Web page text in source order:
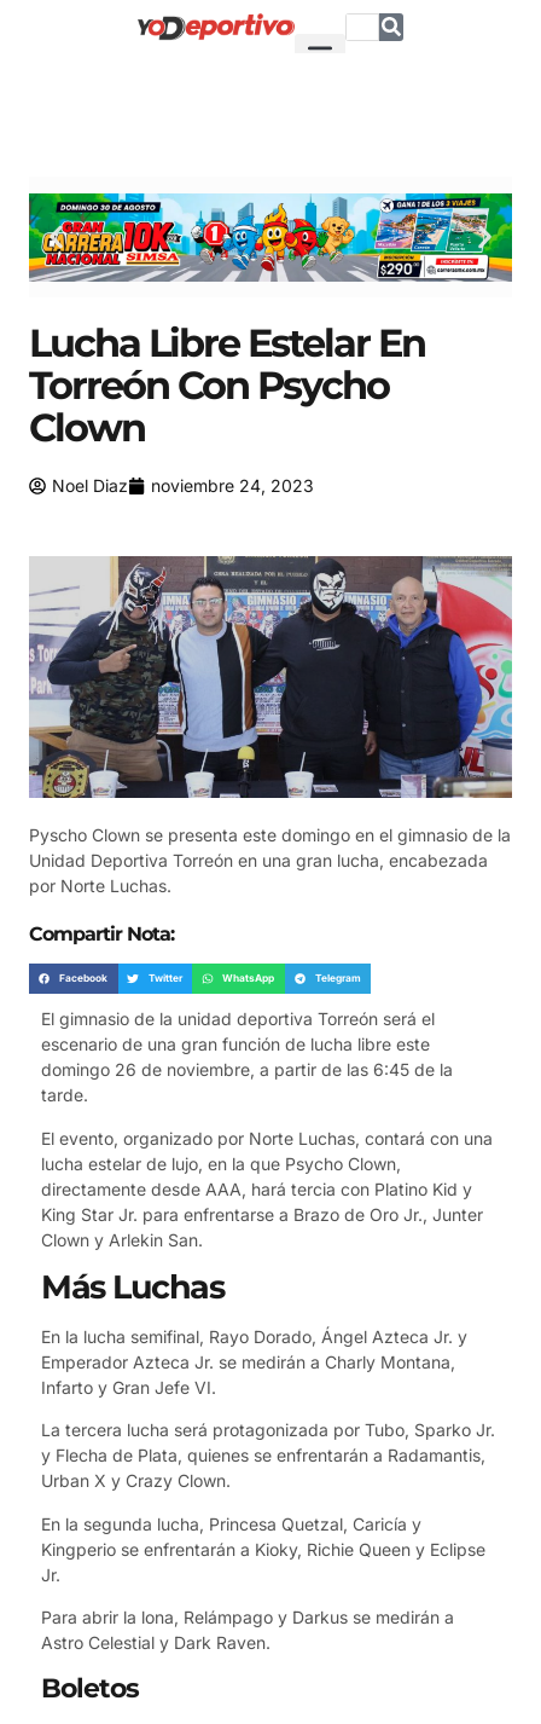
Lucha Libre Estelar En
Torreón Con Psycho
Clown
Noel Diaz noviembre 24, 2023
Pyscho Clown se presenta este domingo en el gimnasio de la
Unidad Deportiva Torreón en una gran lucha, encabezada
por Norte Luchas.
Compartir Nota:
Facebook Twitter WhatsApp Telegram
El gimnasio de la unidad deportiva Torreón será el
escenario de una gran función de lucha libre este
domingo 26 de noviembre, a partir de las 6:45 de la
tarde.
El evento, organizado por Norte Luchas, contará con una
lucha estelar de lujo, en la que Psycho Clown,
directamente desde AAA, hará tercia con Platino Kid y
King Star Jr. para enfrentarse a Brazo de Oro Jr., Junter
Clown y Arlekin San.
Más Luchas
En la lucha semifinal, Rayo Dorado, Ángel Azteca Jr. y
Emperador Azteca Jr. se medirán a Charly Montana,
Infarto y Gran Jefe VI.
La tercera lucha será protagonizada por Tubo, Sparko Jr.
y Flecha de Plata, quienes se enfrentarán a Radamantis,
Urban X y Crazy Clown.
En la segunda lucha, Princesa Quetzal, Caricía y
Kingperio se enfrentarán a Kioky, Richie Queen y Eclipse
Jr.
Para abrir la lona, Relámpago y Darkus se medirán a
Astro Celestial y Dark Raven.
Boletos